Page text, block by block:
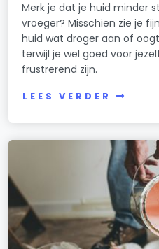
Merk je dat je huid minder
vroeger? Misschien zie je
huid wat droger aan of
terwijl je wel goed voor
frustrerend zijn.
LEES VERDER